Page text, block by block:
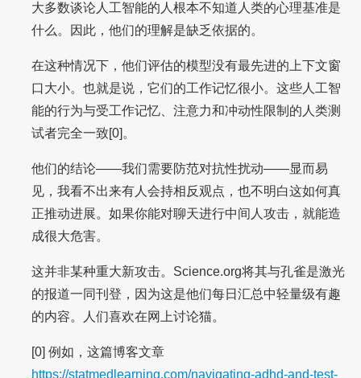
大多数谈论人工智能的人根本不知道人类的心理基准是
什么。因此，他们的理解是缺乏依据的。
在这种情况下，他们评估的模型没有最先进的上下文窗
口大小。也就是说，它们的工作记忆很小。这些人工智
能的行为与受工作记忆、注意力和冲动性限制的人类测
试者完全一致[0]。
他们的结论——我们需要防范对抗性扰动——显而易
见，我看不出来有人会持相反观点，也不明白这如何真
正推动进展。如果你能对聊天进行中间人攻击，就能造
成很大危害。
这并非某种重大新攻击。Science.org将其与孔雀是激光
的报道一同刊登，因为这是他们每日汇总中轻量级有趣
的内容。人们喜欢在网上讨论猫。
[0] 例如，这篇博客文章
https://statmedlearning.com/navigating-adhd-and-test-